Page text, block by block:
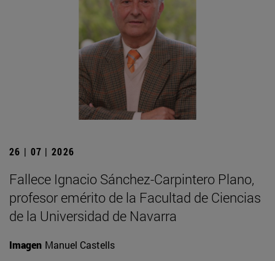
26 | 07 | 2026
Fallece Ignacio Sánchez-Carpintero Plano,
profesor emérito de la Facultad de Ciencias
de la Universidad de Navarra
Imagen Manuel Castells